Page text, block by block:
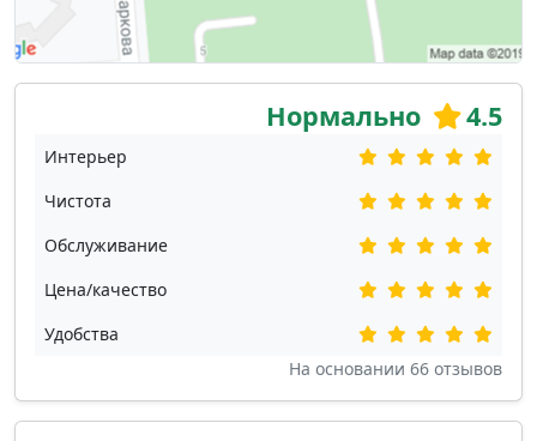
Нормально 4.5
Интерьер
Чистота
Обслуживание
Цена/качество
Удобства
На основании 66 отзывов